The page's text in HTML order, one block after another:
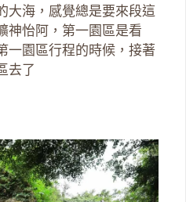
大海，感覺總是要來段這
神怡阿，第一園區是看
一園區行程的時候，接著
去了